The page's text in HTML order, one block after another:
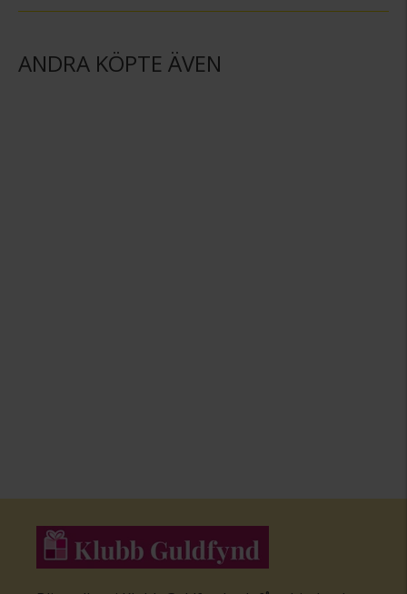
ANDRA KÖPTE ÄVEN